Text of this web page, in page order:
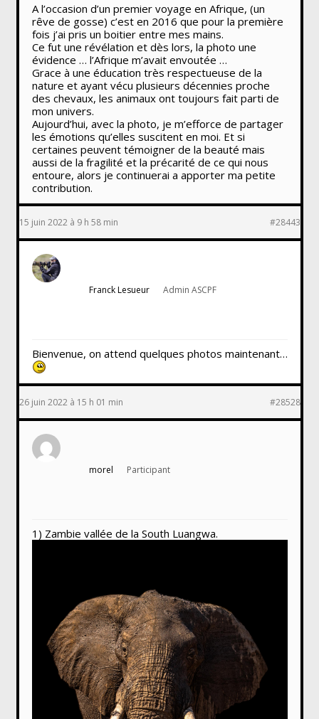
A l’occasion d’un premier voyage en Afrique, (un
rêve de gosse) c’est en 2016 que pour la première
fois j’ai pris un boitier entre mes mains.
Ce fut une révélation et dès lors, la photo une
évidence … l’Afrique m’avait envoutée …
Grace à une éducation très respectueuse de la
nature et ayant vécu plusieurs décennies proche
des chevaux, les animaux ont toujours fait parti de
mon univers.
Aujourd’hui, avec la photo, je m’efforce de partager
les émotions qu’elles suscitent en moi. Et si
certaines peuvent témoigner de la beauté mais
aussi de la fragilité et la précarité de ce qui nous
entoure, alors je continuerai a apporter ma petite
contribution.
15 juin 2022 à 9 h 58 min #28443
Franck Lesueur Admin ASCPF
Bienvenue, on attend quelques photos maintenant…
26 juin 2022 à 15 h 01 min #28528
morel Participant
1) Zambie vallée de la South Luangwa.